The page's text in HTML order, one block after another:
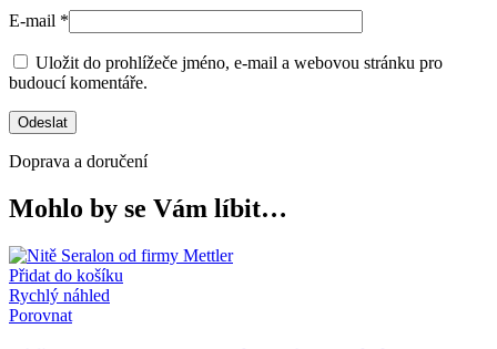
E-mail *
Uložit do prohlížeče jméno, e-mail a webovou stránku pro
budoucí komentáře.
Doprava a doručení
Mohlo by se Vám líbit…
Přidat do košíku
Rychlý náhled
Porovnat